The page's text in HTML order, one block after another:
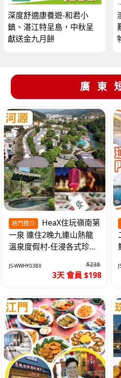
深度舒適康養遊-和君小
鎮、湛江特呈島，中秋呈
獻送金九月餅
廣東
熱門推介
一泉 連住2晚九連山熱龍
溫泉度假村-任浸各式珍稀
JS-WWHY03BX $238
3天 會員 $198